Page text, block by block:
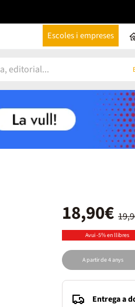
Escoles i empreses
18,90€
Avui -5% en llibres
A partir de 4 anys
Entrega a